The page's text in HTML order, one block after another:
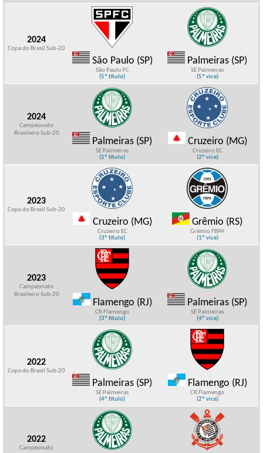
2024
Copa do Brasil Sub-20
São Paulo (SP)
São Paulo FC
(5º título)
Palmeiras (SP)
SE Palmeiras
(5º vice)
2024
Campeonato
Brasileiro Sub-20
Palmeiras (SP)
SE Palmeiras
(5º título)
Cruzeiro (MG)
Cruzeiro EC
(2º vice)
2023
Copa do Brasil Sub-20
Cruzeiro (MG)
Cruzeiro EC
(3º título)
Grêmio (RS)
Grêmio FBPA
(1º vice)
2023
Campeonato
Brasileiro Sub-20
Flamengo (RJ)
CR Flamengo
(3º título)
Palmeiras (SP)
SE Palmeiras
(4º vice)
2022
Copa do Brasil Sub-20
Palmeiras (SP)
SE Palmeiras
(4º título)
Flamengo (RJ)
CR Flamengo
(2º vice)
2022
Campeonato